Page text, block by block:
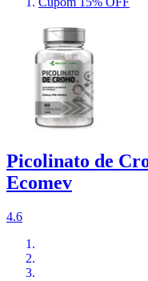
Picolinato de
Ecomev
4.6